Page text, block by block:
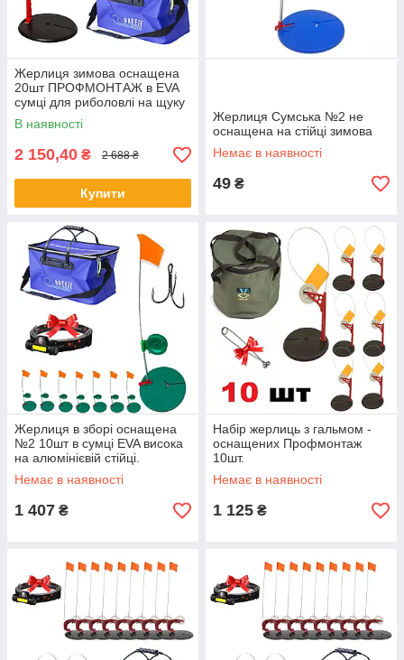
Жерлиця зимова оснащена
20шт ПРОФМОНТАЖ в EVA
сумці для риболовлі на щуку
В наявності
2 150,40 ₴ 2 688 ₴
Купити
Жерлиця Сумська №2 не
оснащена на стійці зимова
Немає в наявності
49 ₴
Жерлиця в зборі оснащена
№2 10шт в сумці EVA висока
на алюмінієвій стійці.
Немає в наявності
1 407 ₴
Набір жерлиць з гальмом -
оснащених Профмонтаж
10шт.
Немає в наявності
1 125 ₴